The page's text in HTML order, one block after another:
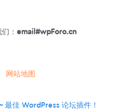
： email#wpForo.cn
网站地图
最佳 WordPress 论坛插件！